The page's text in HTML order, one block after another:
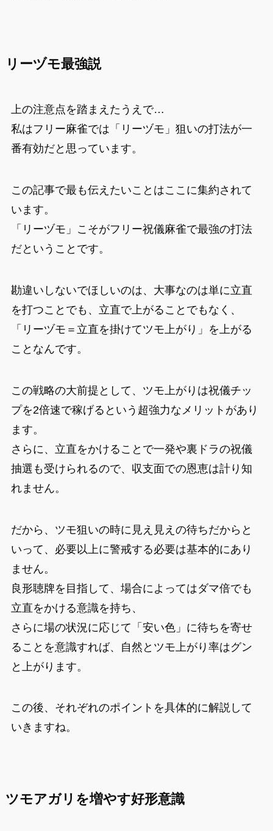
リーヅモ最強説
上の注意点を踏まえたうえで…
私はフリー麻雀では「リーヅモ」狙いの打法が一
番有効だと思っています。
この記事で最も伝えたいことはここに集約されて
います。
「リーヅモ」こそがフリー祝儀麻雀で最強の打法
だということです。
勘違いしないでほしいのは、大事なのは単に立直
を打つことでも、立直で上がることでもなく、
「リーヅモ＝立直を掛けてツモ上がり」を上がる
ことなんです。
この戦略の大前提として、ツモ上がりは祝儀チッ
プを2倍速で稼げるという超強力なメリットがあり
ます。
さらに、立直をかけることで一発や裏ドラの祝儀
抽選も受けられるので、収支面での恩恵は計り知
れません。
だから、ツモ狙いの時に見え見えの待ちだからと
いって、必要以上に警戒する必要は基本的にあり
ません。
良形聴牌を目指して、場合によってはダマ倍でも
立直をかける意識を持ち、
さらに場の状況に応じて「安い色」に待ちを寄せ
ることを意識すれば、自然とツモ上がり率はグン
と上がります。
この後、それぞれのポイントを具体的に解説して
いきますね。
ツモアガリを増やす好形意識